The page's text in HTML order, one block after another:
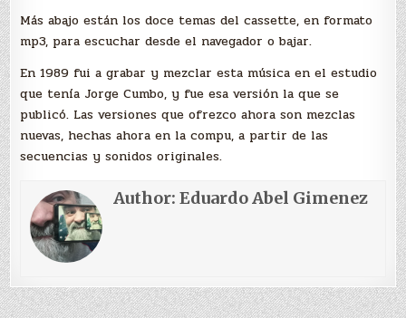
Más abajo están los doce temas del cassette, en formato
mp3, para escuchar desde el navegador o bajar.
En 1989 fui a grabar y mezclar esta música en el estudio
que tenía Jorge Cumbo, y fue esa versión la que se
publicó. Las versiones que ofrezco ahora son mezclas
nuevas, hechas ahora en la compu, a partir de las
secuencias y sonidos originales.
Author:Eduardo Abel Gimenez